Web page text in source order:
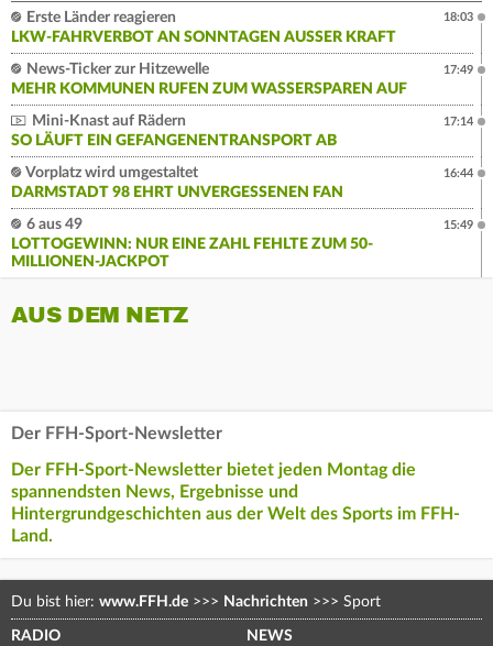
Erste Länder reagieren
LKW-FAHRVERBOT AN SONNTAGEN AUSSER KRAFT
18:03
News-Ticker zur Hitzewelle
MEHR KOMMUNEN RUFEN ZUM WASSERSPAREN AUF
17:49
Mini-Knast auf Rädern
SO LÄUFT EIN GEFANGENENTRANSPORT AB
17:14
Vorplatz wird umgestaltet
DARMSTADT 98 EHRT UNVERGESSENEN FAN
16:44
6 aus 49
LOTTOGEWINN: NUR EINE ZAHL FEHLTE ZUM 50-
MILLIONEN-JACKPOT
15:49
AUS DEM NETZ
Der FFH-Sport-Newsletter
Der FFH-Sport-Newsletter bietet jeden Montag die
spannendsten News, Ergebnisse und
Hintergrundgeschichten aus der Welt des Sports im FFH-
Land.
Du bist hier: www.FFH.de >>> Nachrichten >>> Sport
RADIO NEWS